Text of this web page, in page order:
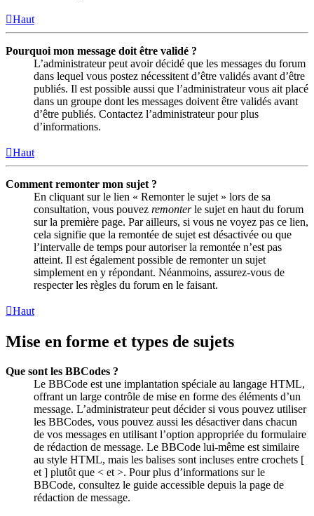
Haut
Pourquoi mon message doit être validé ?
L’administrateur peut avoir décidé que les messages du forum
dans lequel vous postez nécessitent d’être validés avant d’être
publiés. Il est possible aussi que l’administrateur vous ait placé
dans un groupe dont les messages doivent être validés avant
d’être publiés. Contactez l’administrateur pour plus
d’informations.
Haut
Comment remonter mon sujet ?
En cliquant sur le lien « Remonter le sujet » lors de sa
consultation, vous pouvez remonterle sujet en haut du forum
sur la première page. Par ailleurs, si vous ne voyez pas ce lien,
cela signifie que la remontée de sujet est désactivée ou que
l’intervalle de temps pour autoriser la remontée n’est pas
atteint. Il est également possible de remonter un sujet
simplement en y répondant. Néanmoins, assurez-vous de
respecter les règles du forum en le faisant.
Haut
Mise en forme et types de sujets
Que sont les BBCodes ?
Le BBCode est une implantation spéciale au langage HTML,
offrant un large contrôle de mise en forme des éléments d’un
message. L’administrateur peut décider si vous pouvez utiliser
les BBCodes, vous pouvez aussi les désactiver dans chacun
de vos messages en utilisant l’option appropriée du formulaire
de rédaction de message. Le BBCode lui-même est similaire
au style HTML, mais les balises sont incluses entre crochets [
et ] plutôt que < et >. Pour plus d’informations sur le
BBCode, consultez le guide accessible depuis la page de
rédaction de message.